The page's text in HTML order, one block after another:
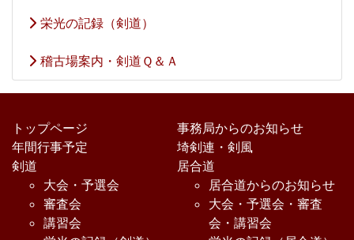
栄光の記録（剣道）
稽古場案内・剣道Ｑ＆Ａ
トップページ
事務局からのお知らせ
年間行事予定
埼剣連・剣風
剣道
大会・予選会
審査会
講習会
居合道
居合道からのお知らせ
大会・予選会・審査
会・講習会